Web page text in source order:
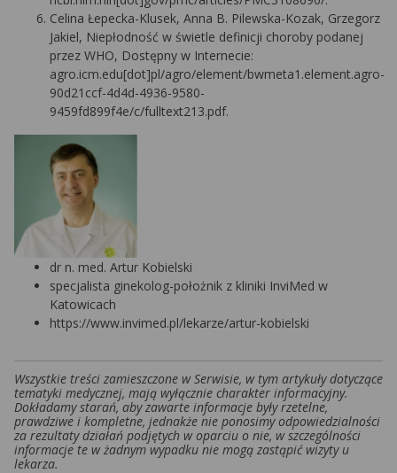
Celina Łepecka-Klusek, Anna B. Pilewska-Kozak, Grzegorz
Jakiel, Niepłodność w świetle definicji choroby podanej
przez WHO, Dostępny w Internecie:
agro.icm.edu[dot]pl/agro/element/bwmeta1.element.agro-
90d21ccf-4d4d-4936-9580-
9459fd899f4e/c/fulltext213.pdf.
dr n. med. Artur Kobielski
specjalista ginekolog-położnik z kliniki InviMed w
Katowicach
https://www.invimed.pl/lekarze/artur-kobielski
Wszystkie treści zamieszczone w Serwisie, w tym artykuły dotyczące
tematyki medycznej, mają wyłącznie charakter informacyjny.
Dokładamy starań, aby zawarte informacje były rzetelne,
prawdziwe i kompletne, jednakże nie ponosimy odpowiedzialności
za rezultaty działań podjętych w oparciu o nie, w szczególności
informacje te w żadnym wypadku nie mogą zastąpić wizyty u
lekarza.